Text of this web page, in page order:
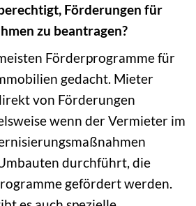
Förderungen für
zu beantragen?
Förderprogramme für
gedacht. Mieter
von Förderungen
wenn der Vermieter im
durchführt, die
gefördert werden.